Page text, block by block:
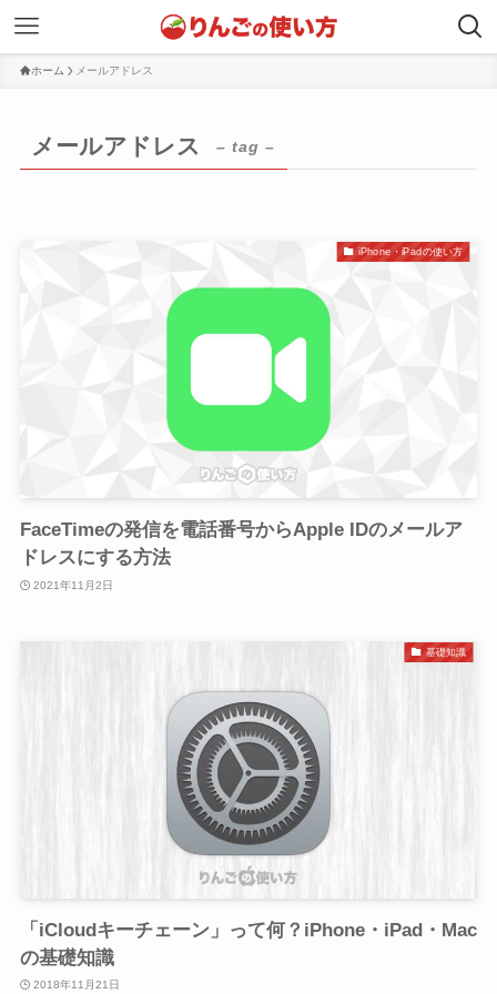
ホーム メールアドレス
メールアドレス – tag –
iPhone・iPadの使い方
FaceTimeの発信を電話番号からApple IDのメールア
ドレスにする方法
2021年11月2日
基礎知識
「iCloudキーチェーン」って何？iPhone・iPad・Mac
の基礎知識
2018年11月21日